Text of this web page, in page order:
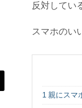
反対してい
スマホのい
1 親にスマ